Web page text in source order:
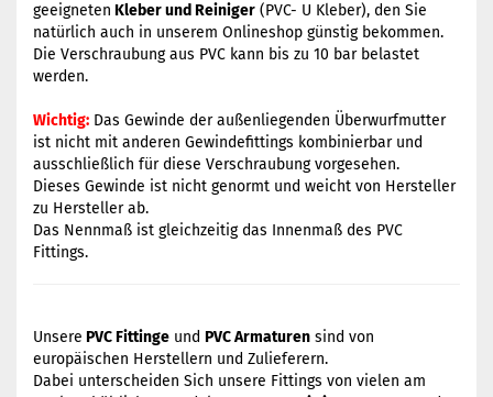
geeigneten Kleber und Reiniger (PVC- U Kleber), den Sie
natürlich auch in unserem Onlineshop günstig bekommen.
Die Verschraubung aus PVC kann bis zu 10 bar belastet
werden.
Wichtig: Das Gewinde der außenliegenden Überwurfmutter
ist nicht mit anderen Gewindefittings kombinierbar und
ausschließlich für diese Verschraubung vorgesehen.
Dieses Gewinde ist nicht genormt und weicht von Hersteller
zu Hersteller ab.
Das Nennmaß ist gleichzeitig das Innenmaß des PVC
Fittings.
Unsere PVC Fittinge und PVC Armaturen sind von
europäischen Herstellern und Zulieferern.
Dabei unterscheiden Sich unsere Fittings von vielen am